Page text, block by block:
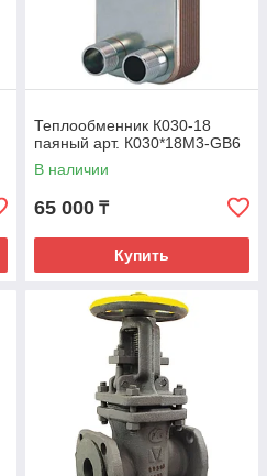
Теплообменник К030-18
паяный арт. К030*18М3-GB6
В наличии
65 000 ₸
Купить